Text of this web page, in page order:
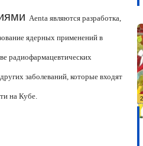
Aenta являются разработка,
ядерных применений в
радиофармацевтических
заболеваний, которые входят
на Кубе.